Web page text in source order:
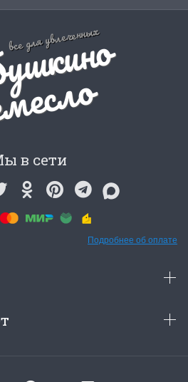
все для увлеченных
в сети
Подробнее об оплате